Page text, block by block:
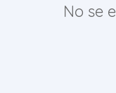
No se